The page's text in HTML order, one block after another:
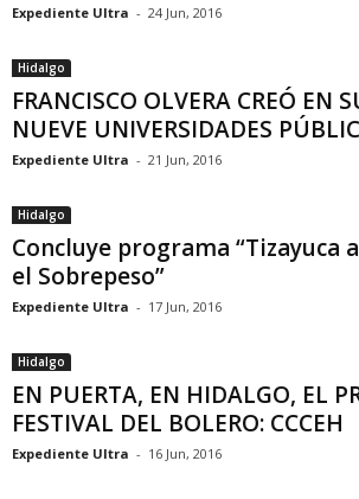
Expediente Ultra - 24 Jun, 2016
Hidalgo
FRANCISCO OLVERA CREÓ EN
NUEVE UNIVERSIDADES
Expediente Ultra - 21 Jun, 2016
Hidalgo
Concluye programa “Tizayuca
el Sobrepeso”
Expediente Ultra - 17 Jun, 2016
Hidalgo
EN PUERTA, EN HIDALGO, EL
FESTIVAL DEL BOLERO: CCCEH
Expediente Ultra - 16 Jun, 2016